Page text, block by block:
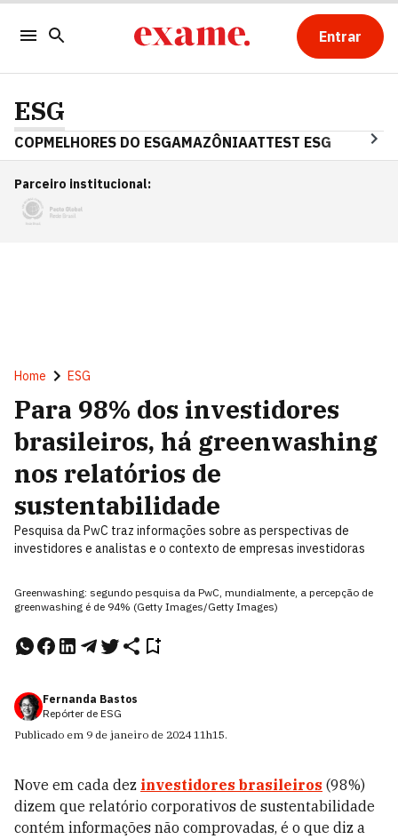
Entrar
ESG
COPMELHORES DO ESGAMAZÔNIAATTEST ESG
Parceiro institucional:
Home ESG
Para 98% dos investidores
brasileiros, há greenwashing
nos relatórios de
sustentabilidade
Pesquisa da PwC traz informações sobre as perspectivas de
investidores e analistas e o contexto de empresas investidoras
Greenwashing: segundo pesquisa da PwC, mundialmente, a percepção de
greenwashing é de 94% (Getty Images/Getty Images)
Fernanda Bastos
Repórter de ESG
Publicado em 9 de janeiro de 2024 11h15.
Nove em cada dez investidores brasileiros (98%)
dizem que relatório corporativos de sustentabilidade
contém informações não comprovadas, é o que diz a